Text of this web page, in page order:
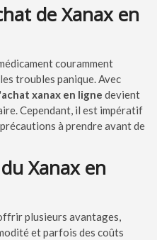
de Xanax en
couramment
troubles panique. Avec
achat xanax en ligne devient
Cependant, il est impératif
à prendre avant de
Xanax en
plusieurs avantages,
et parfois des coûts